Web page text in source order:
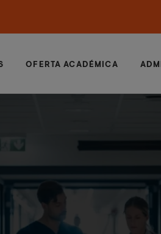
OFERTA ACADÉMICA